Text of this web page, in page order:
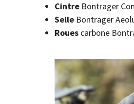
Cintre Bontrager
Selle Bontrager
Roues carbone